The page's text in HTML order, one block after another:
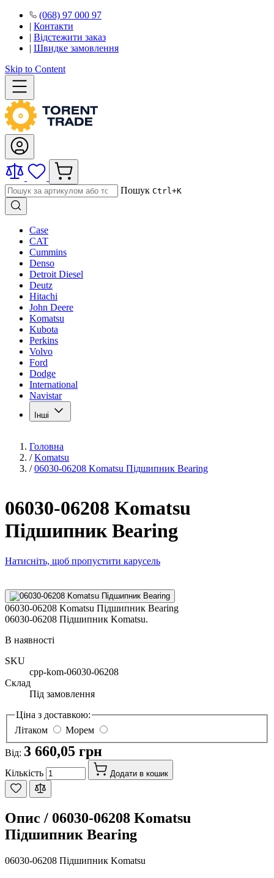
(068) 97 000 97
| Контакти
| Відстежити заказ
| Швидке замовлення
Skip to Content
Пошук Ctrl+K
Case
CAT
Cummins
Denso
Detroit Diesel
Deutz
Hitachi
John Deere
Komatsu
Kubota
Perkins
Volvo
Ford
Dodge
International
Navistar
Інші
Головна
/ Komatsu
/ 06030-06208 Komatsu Підшипник Bearing
06030-06208 Komatsu
Підшипник Bearing
Натисніть, щоб пропустити карусель
06030-06208 Komatsu Підшипник Bearing
06030-06208 Підшипник Komatsu.
В наявності
SKU
cpp-kom-06030-06208
Склад
Під замовлення
Ціна з доставкою:
Літаком
Морем
Від: 3 660,05 грн
Кількість Додати в кошик
Опис / 06030-06208 Komatsu
Підшипник Bearing
06030-06208 Підшипник Komatsu